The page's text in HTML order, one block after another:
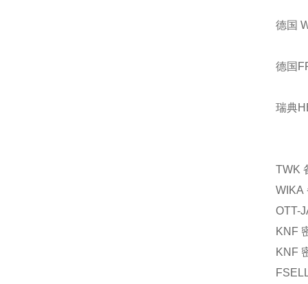
德国
德国
瑞典
TWK
WIKA
OTT-
KNF
KNF